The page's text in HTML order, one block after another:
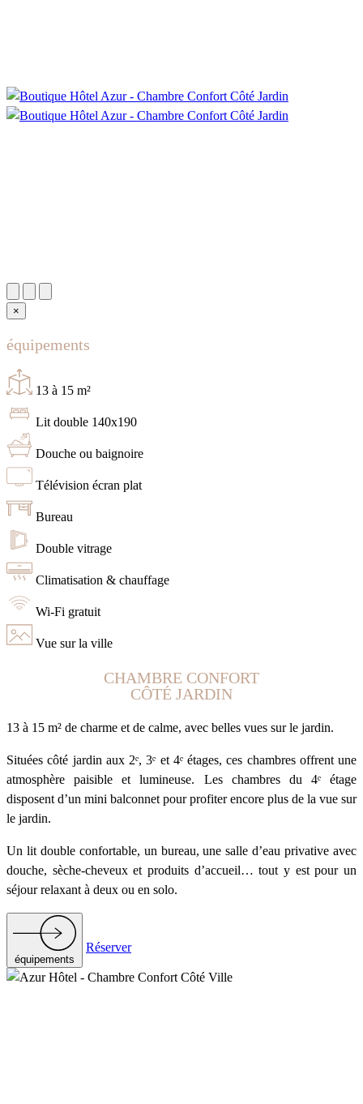
×
équipements
13 à 15 m²
Lit double 140x190
Douche ou baignoire
Télévision écran plat
Bureau
Double vitrage
Climatisation & chauffage
Wi-Fi gratuit
Vue sur la ville
CHAMBRE CONFORT
CÔTÉ JARDIN
13 à 15 m² de charme et de calme, avec belles vues sur le jardin.
Situées côté jardin aux 2ᵉ, 3ᵉ et 4ᵉ étages, ces chambres offrent une
atmosphère paisible et lumineuse. Les chambres du 4ᵉ étage
disposent d’un mini balconnet pour profiter encore plus de la vue sur
le jardin.
Un lit double confortable, un bureau, une salle d’eau privative avec
douche, sèche-cheveux et produits d’accueil… tout y est pour un
séjour relaxant à deux ou en solo.
équipements
Réserver